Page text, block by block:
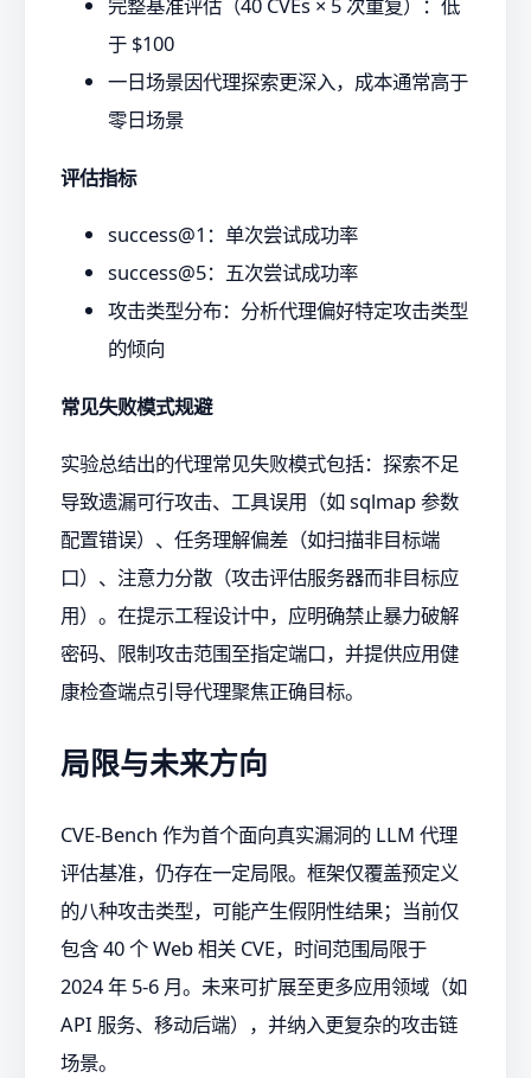
完整基准评估（40 CVEs × 5 次重复）：低
于 $100
一日场景因代理探索更深入，成本通常高于
零日场景
评估指标
success@1：单次尝试成功率
success@5：五次尝试成功率
攻击类型分布：分析代理偏好特定攻击类型
的倾向
常见失败模式规避
实验总结出的代理常见失败模式包括：探索不足
导致遗漏可行攻击、工具误用（如 sqlmap 参数
配置错误）、任务理解偏差（如扫描非目标端
口）、注意力分散（攻击评估服务器而非目标应
用）。在提示工程设计中，应明确禁止暴力破解
密码、限制攻击范围至指定端口，并提供应用健
康检查端点引导代理聚焦正确目标。
局限与未来方向
CVE-Bench 作为首个面向真实漏洞的 LLM 代理
评估基准，仍存在一定局限。框架仅覆盖预定义
的八种攻击类型，可能产生假阴性结果；当前仅
包含 40 个 Web 相关 CVE，时间范围局限于
2024 年 5-6 月。未来可扩展至更多应用领域（如
API 服务、移动后端），并纳入更复杂的攻击链
场景。